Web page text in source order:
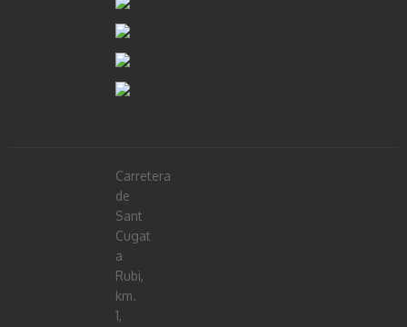
Carretera
de
Sant
Cugat
a
Rubi,
km.
1,